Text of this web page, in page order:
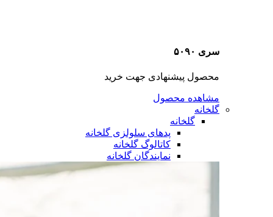
سری ۵۰۹۰
محصول پیشنهادی جهت خرید
مشاهده محصول
گلخانه
گلخانه
پدهای سلولزی گلخانه
کاتالوگ گلخانه
نمایندگان گلخانه